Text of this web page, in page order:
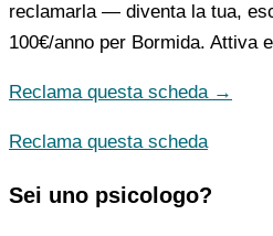
reclamarla — diventa la tua,
100€/anno per Bormida. Attiva
Reclama questa scheda →
Reclama questa scheda
Sei uno psicologo?